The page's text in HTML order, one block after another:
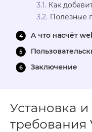
Как
Полезные
А что насчёт
Заключение
Установка
требования